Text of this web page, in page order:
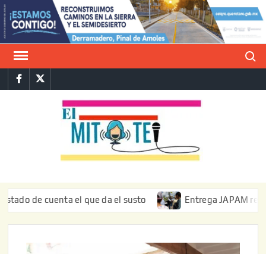
Saltar
al
contenido
FacebookTwitter
cuenta el que da el susto Entrega JAPAM